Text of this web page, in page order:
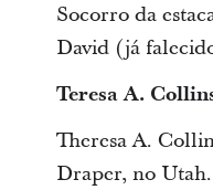
Socorro da
David (já
Teresa A.
Theresa A.
Draper, no